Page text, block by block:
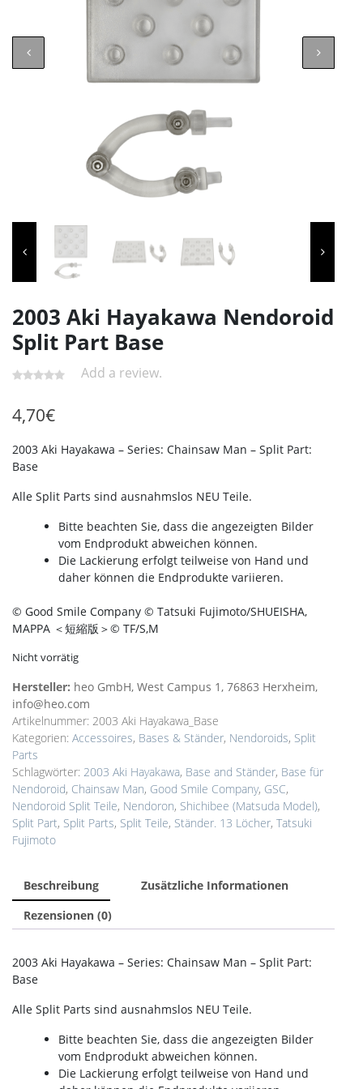
2003 Aki Hayakawa Nendoroid
Split Part Base
Add a review.
4,70€
2003 Aki Hayakawa – Series: Chainsaw Man – Split Part:
Base
Alle Split Parts sind ausnahmslos NEU Teile.
Bitte beachten Sie, dass die angezeigten Bilder
vom Endprodukt abweichen können.
Die Lackierung erfolgt teilweise von Hand und
daher können die Endprodukte variieren.
© Good Smile Company © Tatsuki Fujimoto/SHUEISHA,
MAPPA ＜短縮版＞© TF/S,M
Nicht vorrätig
Hersteller: heo GmbH, West Campus 1, 76863 Herxheim,
info@heo.com
Artikelnummer: 2003 Aki Hayakawa_Base
Kategorien: Accessoires, Bases & Ständer, Nendoroids, Split
Parts
Schlagwörter: 2003 Aki Hayakawa, Base and Ständer, Base für
Nendoroid, Chainsaw Man, Good Smile Company, GSC,
Nendoroid Split Teile, Nendoron, Shichibee (Matsuda Model),
Split Part, Split Parts, Split Teile, Ständer. 13 Löcher, Tatsuki
Fujimoto
Beschreibung
Zusätzliche Informationen
Rezensionen (0)
2003 Aki Hayakawa – Series: Chainsaw Man – Split Part:
Base
Alle Split Parts sind ausnahmslos NEU Teile.
Bitte beachten Sie, dass die angezeigten Bilder
vom Endprodukt abweichen können.
Die Lackierung erfolgt teilweise von Hand und